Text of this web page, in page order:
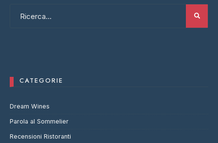
CATEGORIE
Dream Wines
Parola al Sommelier
Recensioni Ristoranti